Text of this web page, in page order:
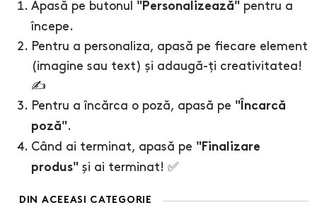
Apasă pe butonul "Personalizează" pentru a
începe.
Pentru a personaliza, apasă pe fiecare element
(imagine sau text) și adaugă-ți creativitatea!
✍️
Pentru a încărca o poză, apasă pe "Încarcă
poză".
Când ai terminat, apasă pe "Finalizare
produs" și ai terminat! ✅
DIN ACEEASI CATEGORIE